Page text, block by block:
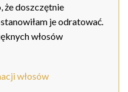
że doszczętnie
je odratować.
włosów
włosów